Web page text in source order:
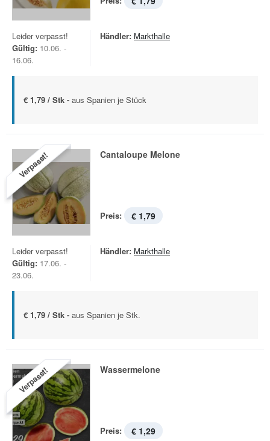
Leider verpasst!
Gültig: 10.06. -
16.06.
Händler: Markthalle
€ 1,79 / Stk - aus Spanien je Stück
Verpasst! Cantaloupe Melone
Preis: € 1,79
Leider verpasst!
Gültig: 17.06. -
23.06.
Händler: Markthalle
€ 1,79 / Stk - aus Spanien je Stk.
Verpasst! Wassermelone
Preis: € 1,29